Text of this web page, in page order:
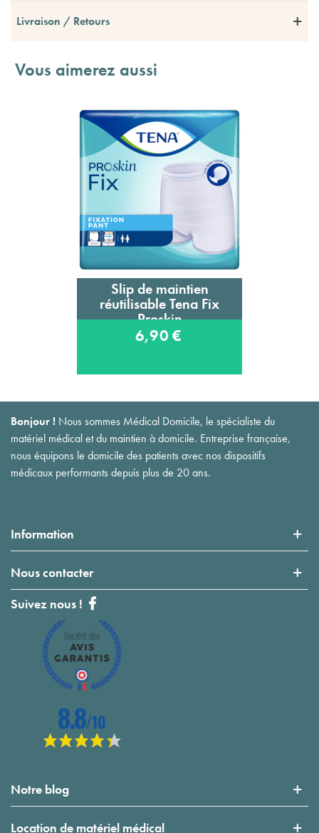
Livraison / Retours
Vous aimerez aussi
Slip de maintien
réutilisable Tena Fix
Proskin
6,90 €
Bonjour ! Nous sommes Médical Domicile, le spécialiste du
matériel médical et du maintien à domicile. Entreprise française,
nous équipons le domicile des patients avec nos dispositifs
médicaux performants depuis plus de 20 ans.
Information
Nous contacter
Suivez nous !
Notre blog
Location de matériel médical